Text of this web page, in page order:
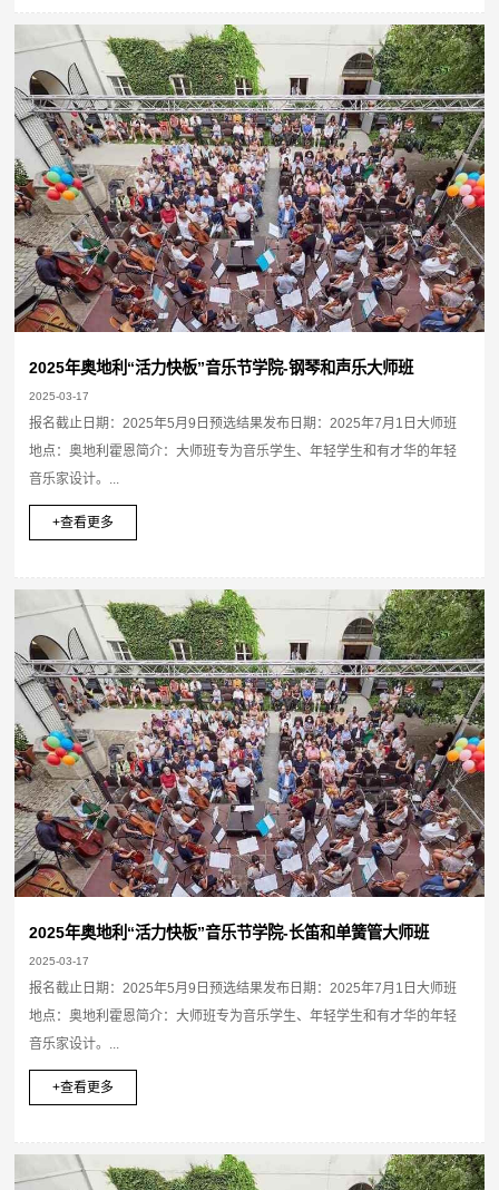
2025年奥地利“活力快板”音乐节学院-钢琴和声乐大师班
2025-03-17
报名截止日期：2025年5月9日预选结果发布日期：2025年7月1日大师班
地点：奥地利霍恩简介：大师班专为音乐学生、年轻学生和有才华的年轻
音乐家设计。...
+查看更多
2025年奥地利“活力快板”音乐节学院-长笛和单簧管大师班
2025-03-17
报名截止日期：2025年5月9日预选结果发布日期：2025年7月1日大师班
地点：奥地利霍恩简介：大师班专为音乐学生、年轻学生和有才华的年轻
音乐家设计。...
+查看更多